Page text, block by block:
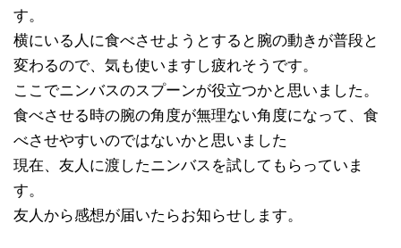
す。
横にいる人に食べさせようとすると腕の動きが普段と
変わるので、気も使いますし疲れそうです。
ここでニンバスのスプーンが役立つかと思いました。
食べさせる時の腕の角度が無理ない角度になって、食
べさせやすいのではないかと思いました
現在、友人に渡したニンバスを試してもらっていま
す。
友人から感想が届いたらお知らせします。